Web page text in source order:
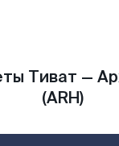
Тиват —
(ARH)